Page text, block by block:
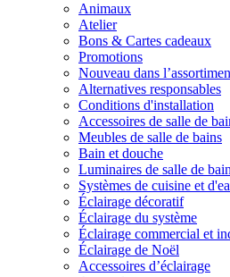
Animaux
Atelier
Bons & Cartes cadeaux
Promotions
Nouveau dans
Alternatives responsables
Conditions d'installation
Accessoires de salle de
Meubles de salle de bains
Bain et douche
Luminaires de salle de
Systèmes de cuisine et
Éclairage décoratif
Éclairage du système
Éclairage commercial et
Éclairage de Noël
Accessoires d’éclairage